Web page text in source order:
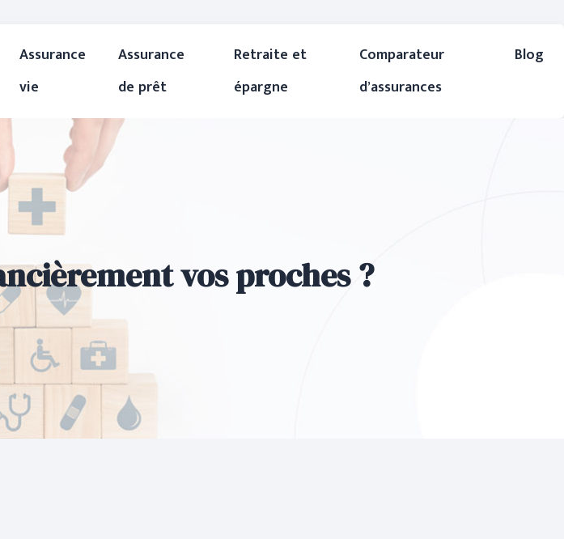
Assurance
vie
Assurance
de prêt
Retraite et
épargne
Comparateur
d’assurances
Blog
vos proches ?